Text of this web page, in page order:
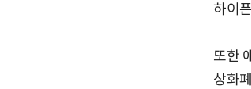
하이
또한
상화